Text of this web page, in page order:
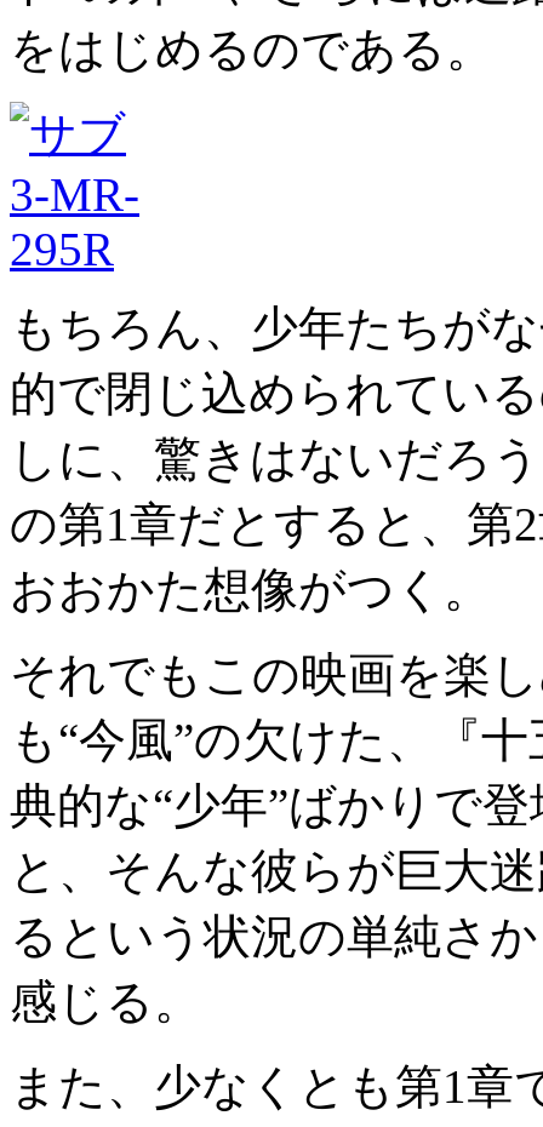
をはじめるのである。
もちろん、少年たちが
的で閉じ込められてい
しに、驚きはないだろ
の第1章だとすると、第
おおかた想像がつく。
それでもこの映画を楽
も“今風”の欠けた、『
典的な“少年”ばかりで
と、そんな彼らが巨大
るという状況の単純さ
感じる。
また、少なくとも第1